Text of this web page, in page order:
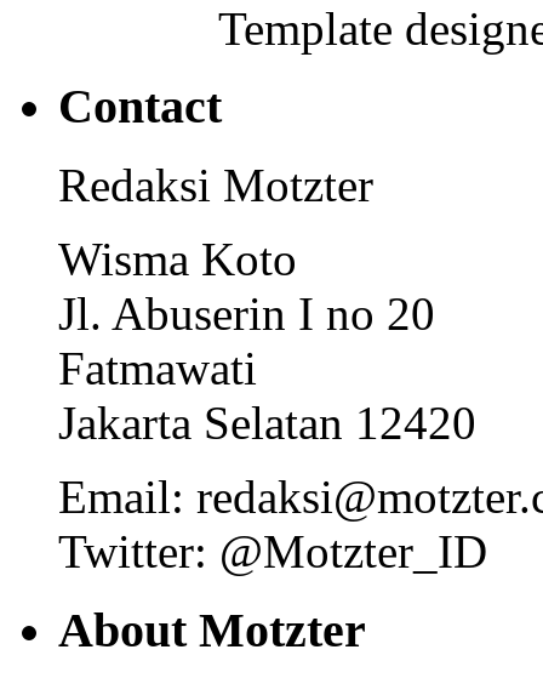
Template
Contact
Redaksi Motzter
Wisma Koto
Jl. Abuserin I no 20
Fatmawati
Jakarta Selatan 12420
Email:
Twitter: @Motzter_ID
About Motzter